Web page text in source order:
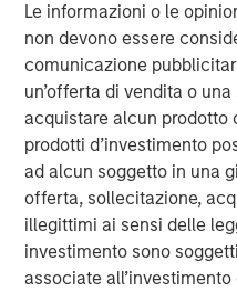
Le informazioni o le
non devono essere
comunicazione
un’offerta di vendita o
acquistare alcun prodotto
prodotti d’investimento
ad alcun soggetto in una
offerta, sollecitazione,
illegittimi ai sensi delle
investimento sono
associate
support the company in
“We are very happy about
investment in a profitable
It is an important step
developing and further
portfolio,” said BAST
Morgan Stanley acted as
Stanley Private Equity,
the BAST group played a